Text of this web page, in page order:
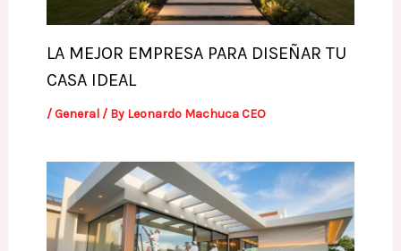
LA MEJOR EMPRESA PARA DISEÑAR TU
CASA IDEAL
/General/ By Leonardo Machuca CEO